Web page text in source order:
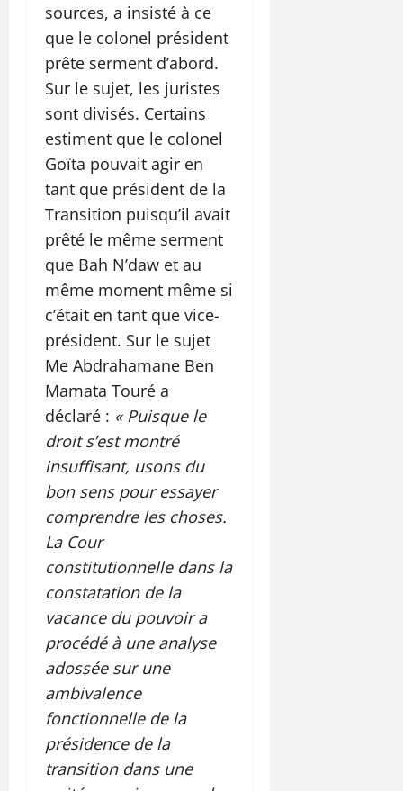
sources, a insisté à ce
que le colonel président
prête serment d’abord.
Sur le sujet, les juristes
sont divisés. Certains
estiment que le colonel
Goïta pouvait agir en
tant que président de la
Transition puisqu’il avait
prêté le même serment
que Bah N’daw et au
même moment même si
c’était en tant que vice-
président. Sur le sujet
Me Abdrahamane Ben
Mamata Touré a
déclaré : « Puisque le
droit s’est montré
insuffisant, usons du
bon sens pour essayer
comprendre les choses.
La Cour
constitutionnelle dans la
constatation de la
vacance du pouvoir a
procédé à une analyse
adossée sur une
ambivalence
fonctionnelle de la
présidence de la
transition dans une